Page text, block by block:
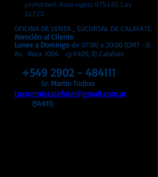
prohibited. Auto rights 675145 Ley
11723
OFICINA DE VENTA , SUCURSAL DE CALAFATE.
Atención al Cliente
Lunes a Domingo de 07:00 a 20:00 (GMT -3)
Av. Roca 1004 cp9405, El Calafate
+549 2902 - 484111
Sr. Martin Tudino
taxiremiscalafate@gmail.com.ar
(54911)